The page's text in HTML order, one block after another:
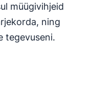
müügivihjeid
ning
tegevuseni.